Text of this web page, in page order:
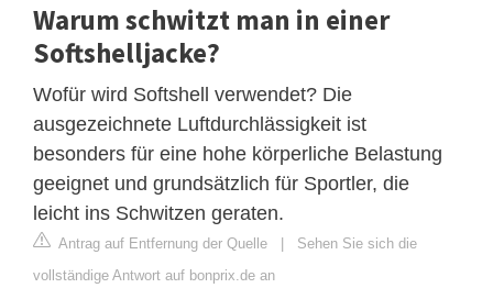
Warum schwitzt man in einer
Softshelljacke?
Wofür wird Softshell verwendet? Die
ausgezeichnete Luftdurchlässigkeit ist
besonders für eine hohe körperliche Belastung
geeignet und grundsätzlich für Sportler, die
leicht ins Schwitzen geraten.
Antrag auf Entfernung der Quelle | Sehen Sie sich die
vollständige Antwort auf bonprix.de an